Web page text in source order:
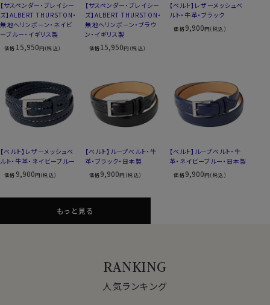
【サスペンダー・ブレイシー
ズ】ALBERT THURSTON・
無地ヘリンボーン・ネイビ
ーブルー・イギリス製
価格 15,950円(税込)
【サスペンダー・ブレイシー
ズ】ALBERT THURSTON・
無地ヘリンボーン・ブラウ
ン・イギリス製
価格15,950円(税込)
【ベルト】レザーメッシュベ
ルト・牛革・ブラック
価格9,900円(税込)
【ベルト】レザーメッシュベ
ルト・牛革・ネイビーブルー
価格 9,900円(税込)
【ベルト】ループベルト・牛
革・ブラック・日本製
価格9,900円(税込)
【ベルト】ループベルト・牛
革・ネイビーブルー・日本製
価格9,900円(税込)
もっと見る
RANKING
人気ランキング